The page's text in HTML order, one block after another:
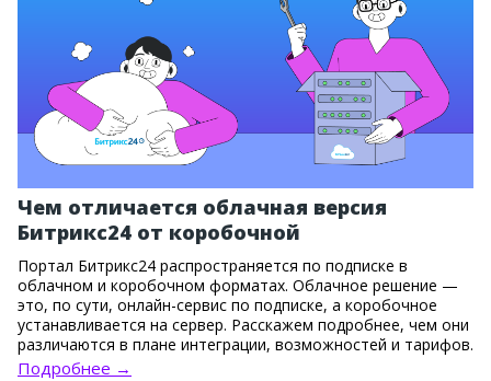
Чем отличается облачная версия
Битрикс24 от коробочной
Портал Битрикс24 распространяется по подписке в
облачном и коробочном форматах. Облачное решение —
это, по сути, онлайн-сервис по подписке, а коробочное
устанавливается на сервер. Расскажем подробнее, чем они
различаются в плане интеграции, возможностей и тарифов.
Подробнее →